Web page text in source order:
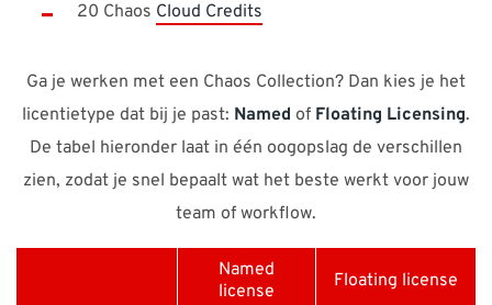
20 Chaos Cloud Credits
Ga je werken met een Chaos Collection? Dan kies je het
licentietype dat bij je past: Named of Floating Licensing.
De tabel hieronder laat in één oogopslag de verschillen
zien, zodat je snel bepaalt wat het beste werkt voor jouw
team of workflow.
Named
license
Floating license